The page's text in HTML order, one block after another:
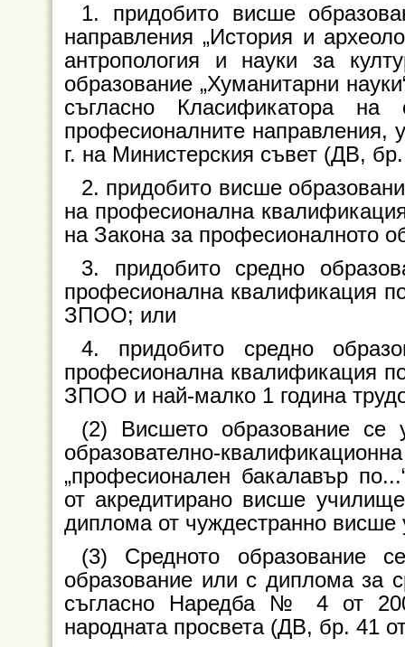
1. придобито висше
направления „История и
антропология и науки за
образование „Хуманитарни
съгласно Класификатора
професионалните направления,
г. на Министерския съвет (ДВ,
2. придобито висше
на професионална
на Закона за професионалното
3. придобито средно
професионална квалификация
ЗПОО; или
4. придобито средно
професионална квалификация
ЗПОО и най-малко 1 година
(2) Висшето образование се
образователно-
„професионален бакалавър
от акредитирано висше
диплома от чуждестранно
(3) Средното образование
образование или с диплома за
съгласно Наредба № 4 от
народната просвета (ДВ, бр. 41